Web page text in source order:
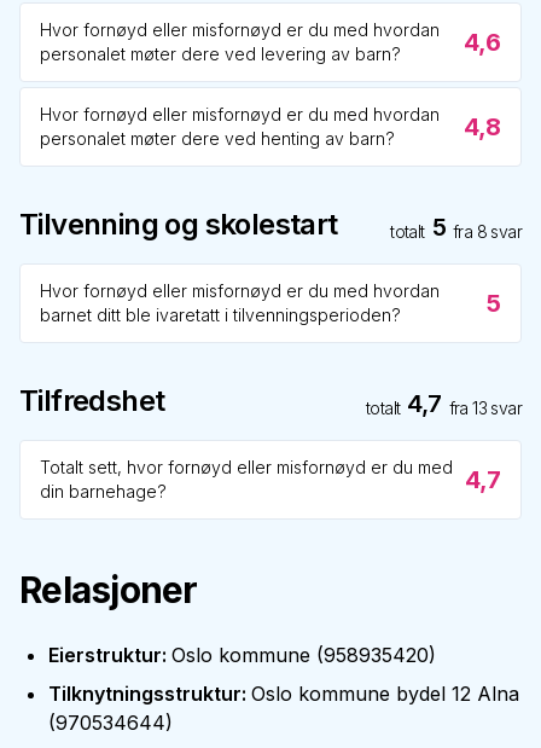
Hvor fornøyd eller misfornøyd er du med hvordan
personalet møter dere ved levering av barn?
4,6
Hvor fornøyd eller misfornøyd er du med hvordan
personalet møter dere ved henting av barn?
4,8
Tilvenning og skolestart totalt 5 fra 8 svar
Hvor fornøyd eller misfornøyd er du med hvordan
barnet ditt ble ivaretatt i tilvenningsperioden?
5
Tilfredshet totalt 4,7 fra13 svar
Totalt sett, hvor fornøyd eller misfornøyd er du med
din barnehage?
4,7
Relasjoner
Eierstruktur: Oslo kommune (958935420)
Tilknytningsstruktur: Oslo kommune bydel 12 Alna
(970534644)